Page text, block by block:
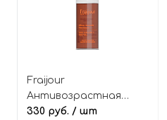
Fraijour
Антивозрастная
лифтинг-эссенция с
330 руб. / шт